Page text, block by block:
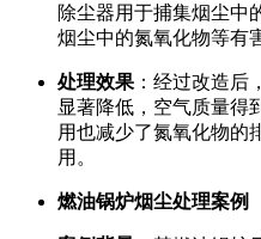
除尘器用于捕集烟尘中
烟尘中的氮氧化物等有
处理效果 ：经过改造后
显著降低，空气质量得
用也减少了氮氧化物的
用。
燃油锅炉烟尘处理案例